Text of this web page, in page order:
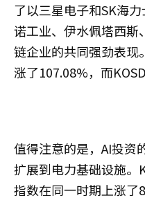
了以三星电子和SK海
诺工业、伊水佩塔西斯
链企业的共同强劲表现
涨了107.08%，而
值得注意的是，AI投资
扩展到电力基础设施。
指数在同一时期上涨了